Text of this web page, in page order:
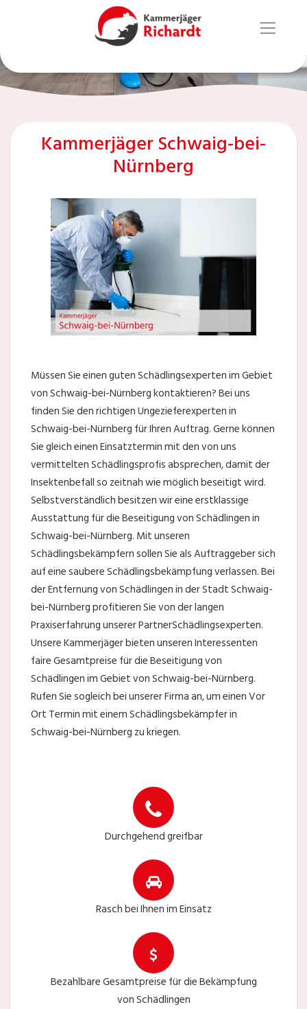
Kammerjäger Schwaig-bei-
Nürnberg
Müssen Sie einen guten Schädlingsexperten im Gebiet
von Schwaig-bei-Nürnberg kontaktieren? Bei uns
finden Sie den richtigen Ungezieferexperten in
Schwaig-bei-Nürnberg für Ihren Auftrag. Gerne können
Sie gleich einen Einsatztermin mit den von uns
vermittelten Schädlingsprofis absprechen, damit der
Insektenbefall so zeitnah wie möglich beseitigt wird.
Selbstverständlich besitzen wir eine erstklassige
Ausstattung für die Beseitigung von Schädlingen in
Schwaig-bei-Nürnberg. Mit unseren
Schädlingsbekämpfern sollen Sie als Auftraggeber sich
auf eine saubere Schädlingsbekämpfung verlassen. Bei
der Entfernung von Schädlingen in der Stadt Schwaig-
bei-Nürnberg profitieren Sie von der langen
Praxiserfahrung unserer PartnerSchädlingsexperten.
Unsere Kammerjäger bieten unseren Interessenten
faire Gesamtpreise für die Beseitigung von
Schädlingen im Gebiet von Schwaig-bei-Nürnberg.
Rufen Sie sogleich bei unserer Firma an, um einen Vor
Ort Termin mit einem Schädlingsbekämpfer in
Schwaig-bei-Nürnberg zu kriegen.
Durchgehend greifbar
Rasch bei Ihnen im Einsatz
Bezahlbare Gesamtpreise für die Bekämpfung
von Schädlingen